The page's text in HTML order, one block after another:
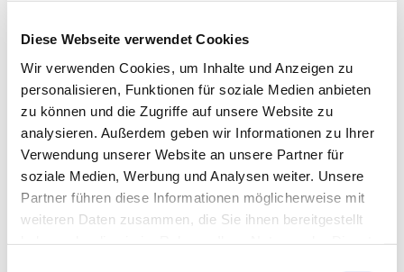
Diese Webseite verwendet Cookies
Wir verwenden Cookies, um Inhalte und Anzeigen zu
personalisieren, Funktionen für soziale Medien anbieten
zu können und die Zugriffe auf unsere Website zu
analysieren. Außerdem geben wir Informationen zu Ihrer
Verwendung unserer Website an unsere Partner für
soziale Medien, Werbung und Analysen weiter. Unsere
Partner führen diese Informationen möglicherweise mit
weiteren Daten zusammen, die Sie ihnen bereitgestellt
St. Antonius Neukirchen, An der
Kirche 18, 23779 Neukirchen
Pastorin Gangi-Juny